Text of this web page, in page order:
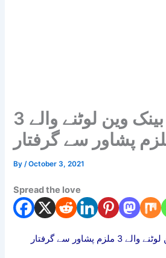
کراچی میں بینک وین لوٹنے والے 3
پشاور سے گرفتار
By/October 3, 2021
Spread the love
پشاور سے گرفتار